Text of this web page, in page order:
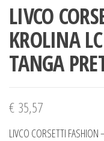
LIVCO
KROLINA
TANGA
€ 35,57
LIVCO CORSETTI